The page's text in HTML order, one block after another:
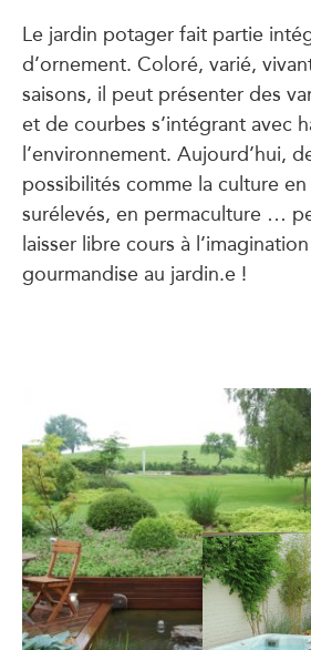
Le jardin potager fait partie
d’ornement. Coloré, varié,
saisons, il peut présenter des
et de courbes s’intégrant avec
l’environnement. Aujourd’hui,
possibilités comme la culture
surélevés, en permaculture …
laisser libre cours à
gourmandise au jardin.e !